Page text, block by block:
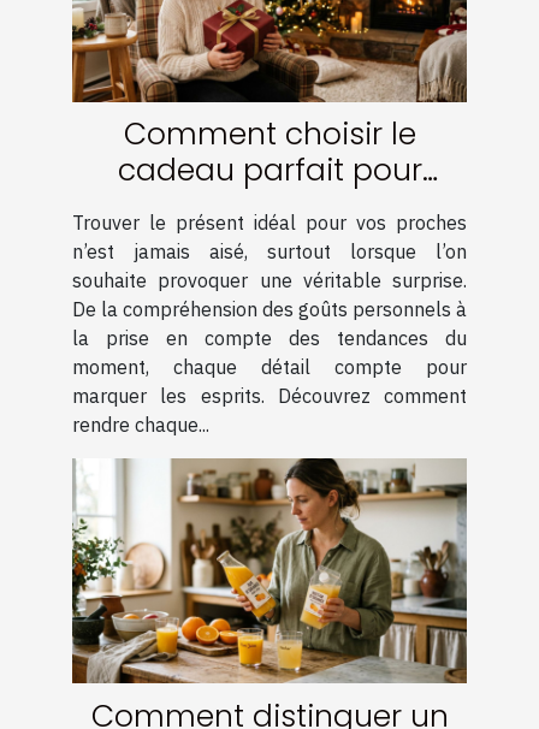
Comment choisir le
cadeau parfait pour
surprendre vos proches ?
Trouver le présent idéal pour vos proches
n’est jamais aisé, surtout lorsque l’on
souhaite provoquer une véritable surprise.
De la compréhension des goûts personnels à
la prise en compte des tendances du
moment, chaque détail compte pour
marquer les esprits. Découvrez comment
rendre chaque...
Comment distinguer un